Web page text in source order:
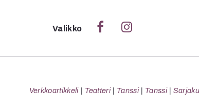
Sulje
Valikko
Verkkoartikkeli Teatteri Tanssi Tanssi